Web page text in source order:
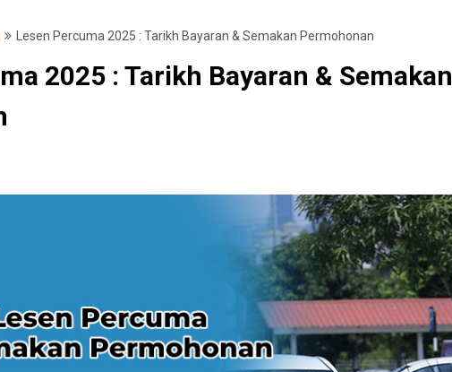
Lesen Percuma 2025 : Tarikh Bayaran & Semakan Permohonan
2025 : Tarikh Bayaran & Semakan